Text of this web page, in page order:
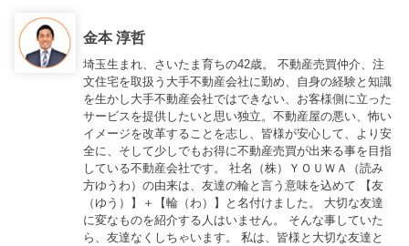
金本 淳哲
埼玉生まれ、さいたま育ちの42歳。 不動産売買仲介、注
文住宅を取扱う大手不動産会社に勤め、自身の経験と知識
を生かし大手不動産会社ではできない、お客様側に立った
サービスを提供したいと思い独立。不動産屋の悪い、怖い
イメージを改革することを志し、皆様が安心して、より安
全に、そして少しでもお得に不動産売買が出来る事を目指
している不動産会社です。 社名（株）ＹＯＵＷＡ（読み
方ゆうわ）の由来は、友達の輪と言う意味を込めて 【友
（ゆう）】＋【輪（わ）】と名付けました。 大切な友達
に変なものを紹介する人はいません。 そんな事していた
ら、友達なくしちゃいます。 私は、皆様と大切な友達と